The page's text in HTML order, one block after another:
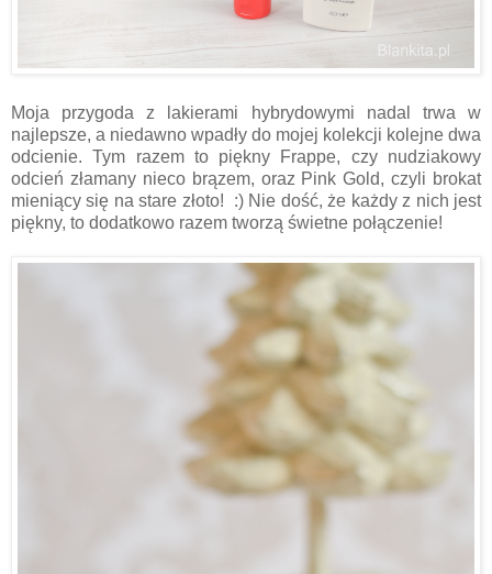
Moja przygoda z lakierami hybrydowymi nadal trwa w
najlepsze, a niedawno wpadły do mojej kolekcji kolejne dwa
odcienie. Tym razem to piękny Frappe, czy nudziakowy
odcień złamany nieco brązem, oraz Pink Gold, czyli brokat
mieniący się na stare złoto! :) Nie dość, że każdy z nich jest
piękny, to dodatkowo razem tworzą świetne połączenie!